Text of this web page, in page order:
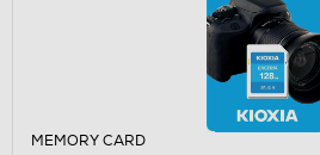
MEMORY CARD